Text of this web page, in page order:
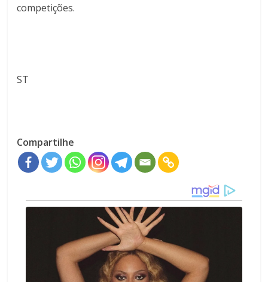
competições.
ST
Compartilhe